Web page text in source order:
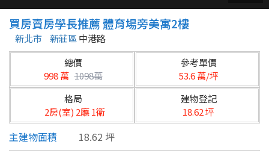
縣市
不限
台北市
基隆市
新北市
宜蘭縣
區域
買房賣房學長推薦 體育場旁美寓2樓
新北市 新莊區 中港路
總價
998 萬1098萬
參考單價
53.6 萬/坪
格局
2房(室) 2廳 1衛
建物登記
18.62 坪
主建物面積
18.62 坪